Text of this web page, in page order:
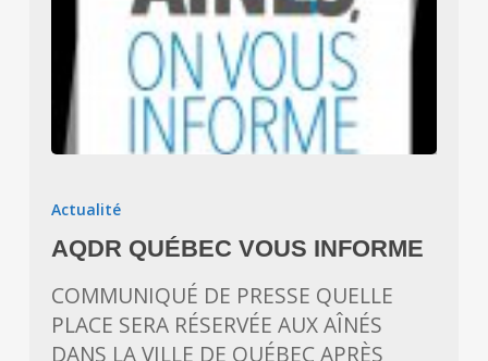
QUÉBEC
INFORME
Actualité
AQDR QUÉBEC VOUS INFORME
COMMUNIQUÉ DE PRESSE QUELLE
PLACE SERA RÉSERVÉE AUX AÎNÉS
DANS LA VILLE DE QUÉBEC APRÈS